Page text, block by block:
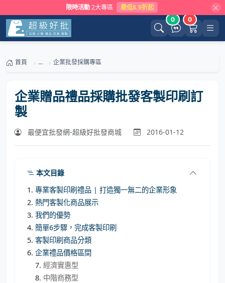
限時活動 2大專區 最低8.9折起
0 0
首頁 ... 企業批發採購專區
企業贈品禮品採購批發客製印刷訂
製
最便宜批發網-超級好批發商城 2016-01-12
本文目錄
專業客製印刷禮品 | 打造獨一無二的企業形象
熱門客製化商品展示
我們的優勢
簡單6步驟，完成客製印刷
客製印刷商品分類
企業禮品價格區間
經濟實惠型
中階商務型